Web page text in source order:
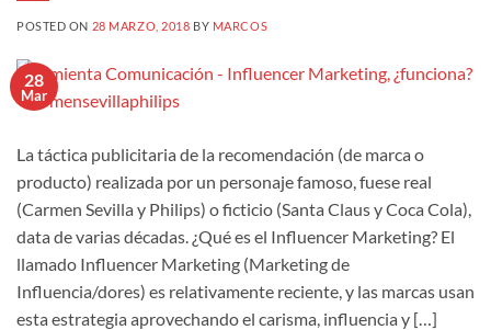
POSTED ON 28 MARZO, 2018 BY MARCOS
28
Mar
La táctica publicitaria de la recomendación (de marca o
producto) realizada por un personaje famoso, fuese real
(Carmen Sevilla y Philips) o ficticio (Santa Claus y Coca Cola),
data de varias décadas. ¿Qué es el Influencer Marketing? El
llamado Influencer Marketing (Marketing de
Influencia/dores) es relativamente reciente, y las marcas usan
esta estrategia aprovechando el carisma, influencia y […]